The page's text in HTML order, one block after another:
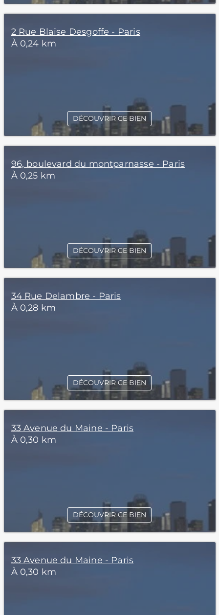
2 Rue Blaise Desgoffe - Paris
À 0,24 km
DÉCOUVRIR CE BIEN
96, boulevard du montparnasse - Paris
À 0,25 km
DÉCOUVRIR CE BIEN
34 Rue Delambre - Paris
À 0,28 km
DÉCOUVRIR CE BIEN
33 Avenue du Maine - Paris
À 0,30 km
DÉCOUVRIR CE BIEN
33 Avenue du Maine - Paris
À 0,30 km